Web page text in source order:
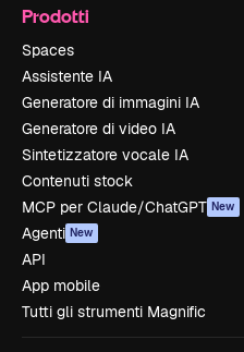
Prodotti
Spaces
Assistente IA
Generatore di immagini IA
Generatore di video IA
Sintetizzatore vocale IA
Contenuti stock
MCP per Claude/ChatGPT New
Agenti New
API
App mobile
Tutti gli strumenti Magnific